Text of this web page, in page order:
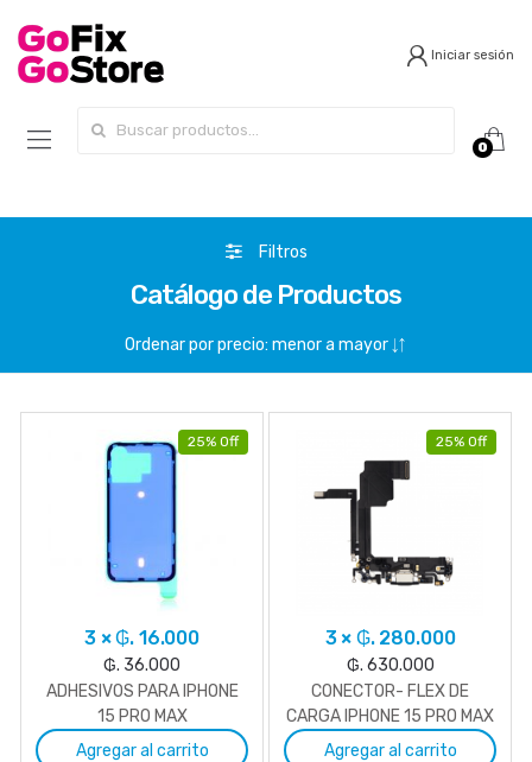
Iniciar sesión
0
Filtros
Catálogo de Productos
25% Off
3 × ₲. 16.000
₲. 36.000
ADHESIVOS PARA IPHONE
15 PRO MAX
Agregar al carrito
25% Off
3 × ₲. 280.000
₲. 630.000
CONECTOR- FLEX DE
CARGA IPHONE 15 PRO MAX
Agregar al carrito